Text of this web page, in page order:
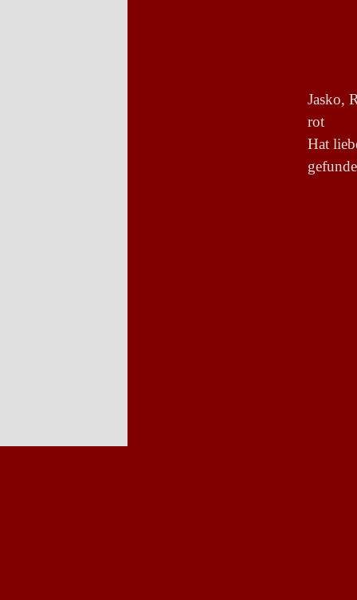
Jasko,
rot
Hat